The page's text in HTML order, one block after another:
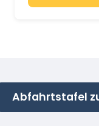
Abfahrtstafel